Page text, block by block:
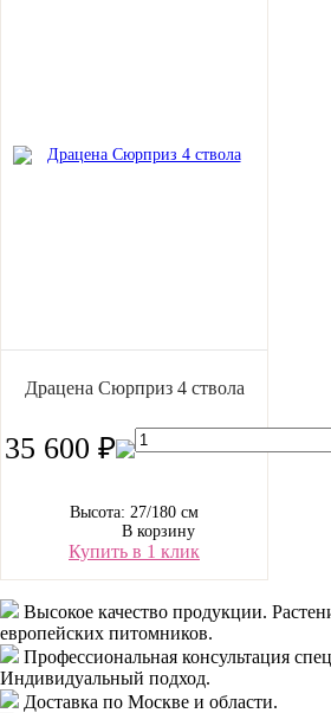
Драцена Сюрприз 4 ствола
35 600 ₽
Высота: 27/180 см
В корзину
Купить в 1 клик
Высокое качество продукции.
европейских питомников.
Профессиональная консультация
Индивидуальный подход.
Доставка по Москве и области.